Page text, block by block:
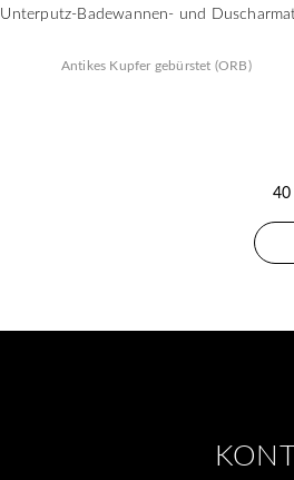
Unterputz-Badewannen- und
Antikes Kupfer gebürstet (ORB)